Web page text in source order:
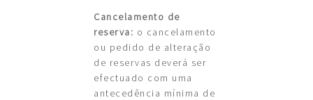
Cancelamento de
reserva: o cancelamento
ou pedido de alteração
de reservas deverá ser
efectuado com uma
antecedência mínima de